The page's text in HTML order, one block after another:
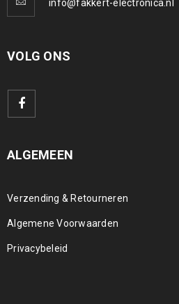
info@fakkert-electronica.nl
VOLG ONS
ALGEMEEN
Verzending & Retourneren
Algemene Voorwaarden
Privacybeleid